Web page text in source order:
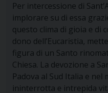
Per intercessione di
implorare su di essa
questo clima di gioia e di
dono dell’Eucaristia,
figura di un Santo
Chiesa. La devozione a
Padova al Sud Italia e
ininterrotta e intrepida